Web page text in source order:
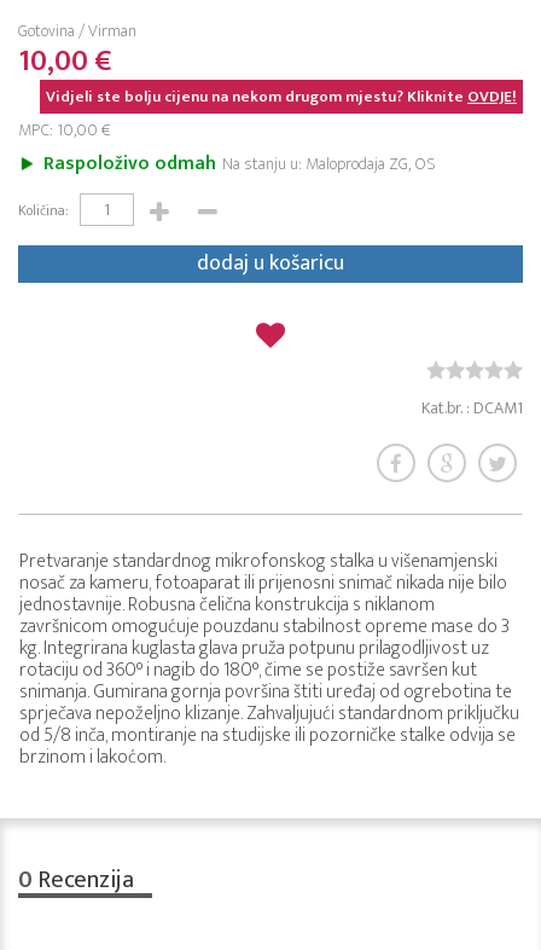
Gotovina / Virman
10,00 €
Vidjeli ste bolju cijenu na nekom drugom mjestu? KlikniteOVDJE!
MPC: 10,00 €
Raspoloživo odmah Na stanju u: Maloprodaja ZG, OS
Količina:
dodaj u košaricu
Kat.br. : DCAM1
Pretvaranje standardnog mikrofonskog stalka u višenamjenski
nosač za kameru, fotoaparat ili prijenosni snimač nikada nije bilo
jednostavnije. Robusna čelična konstrukcija s niklanom
završnicom omogućuje pouzdanu stabilnost opreme mase do 3
kg. Integrirana kuglasta glava pruža potpunu prilagodljivost uz
rotaciju od 360° i nagib do 180°, čime se postiže savršen kut
snimanja. Gumirana gornja površina štiti uređaj od ogrebotina te
sprječava nepoželjno klizanje. Zahvaljujući standardnom priključku
od 5/8 inča, montiranje na studijske ili pozorničke stalke odvija se
brzinom i lakoćom.
0 Recenzija